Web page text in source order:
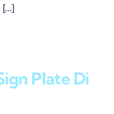
Plate Di